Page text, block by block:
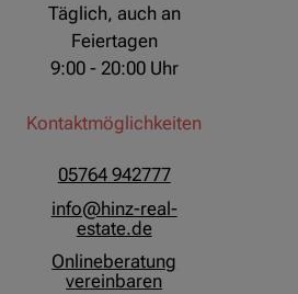
Täglich, auch an
Feiertagen
9:00 - 20:00 Uhr
Kontaktmöglichkeiten
05764 942777
info@hinz-real-
estate.de
Onlineberatung
vereinbaren